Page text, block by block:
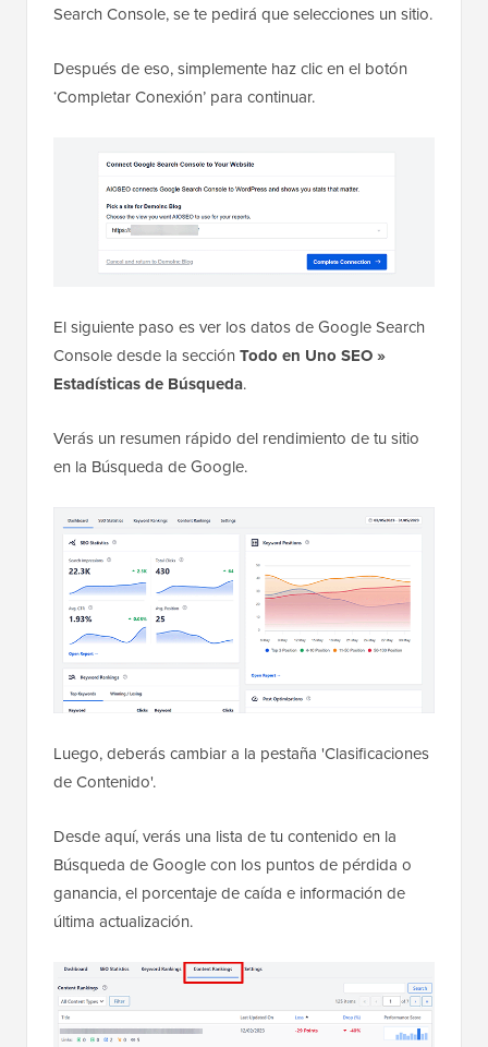
Search Console, se te pedirá que selecciones un sitio.
Después de eso, simplemente haz clic en el botón
‘Completar Conexión’ para continuar.
El siguiente paso es ver los datos de Google Search
Console desde la sección Todo en Uno SEO »
Estadísticas de Búsqueda.
Verás un resumen rápido del rendimiento de tu sitio
en la Búsqueda de Google.
Luego, deberás cambiar a la pestaña 'Clasificaciones
de Contenido'.
Desde aquí, verás una lista de tu contenido en la
Búsqueda de Google con los puntos de pérdida o
ganancia, el porcentaje de caída e información de
última actualización.